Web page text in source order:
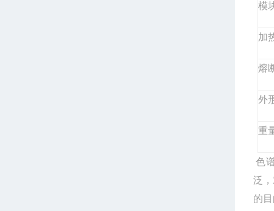
模
加
熔
外
重
色
泛
的